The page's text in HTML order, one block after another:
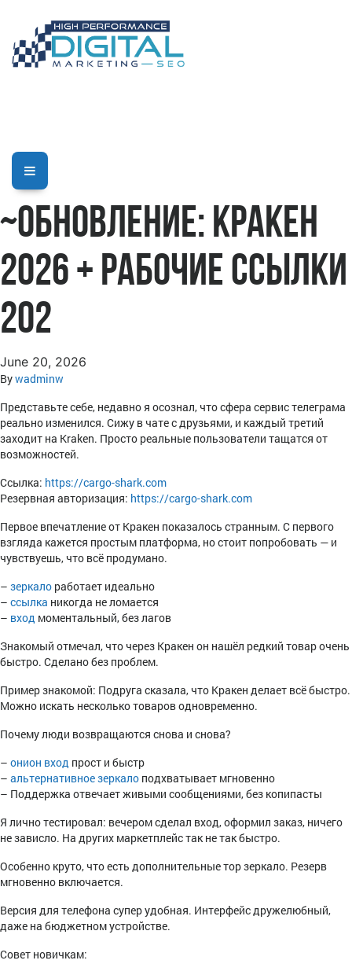
~Обновление: Кракен
2026 + рабочие ссылки
202
June 20, 2026
Bywadminw
Представьте себе, недавно я осознал, что сфера сервис телеграма
реально изменился. Сижу в чате с друзьями, и каждый третий
заходит на Kraken. Просто реальные пользователи тащатся от
возможностей.
Ссылка: https://cargo-shark.com
Резервная авторизация: https://cargo-shark.com
Первое впечатление от Кракен показалось странным. С первого
взгляда кажется простым платформа, но стоит попробовать — и
чувствуешь, что всё продумано.
– зеркало работает идеально
– ссылка никогда не ломается
– вход моментальный, без лагов
Знакомый отмечал, что через Кракен он нашёл редкий товар очень
быстро. Сделано без проблем.
Пример знакомой: Подруга сказала, что Кракен делает всё быстро.
Можно искать несколько товаров одновременно.
Почему люди возвращаются снова и снова?
– онион вход прост и быстр
– альтернативное зеркало подхватывает мгновенно
– Поддержка отвечает живыми сообщениями, без копипасты
Я лично тестировал: вечером сделал вход, оформил заказ, ничего
не зависло. На других маркетплейс так не так быстро.
Особенно круто, что есть дополнительные тор зеркало. Резерв
мгновенно включается.
Версия для телефона супер удобная. Интерфейс дружелюбный,
даже на бюджетном устройстве.
Совет новичкам: